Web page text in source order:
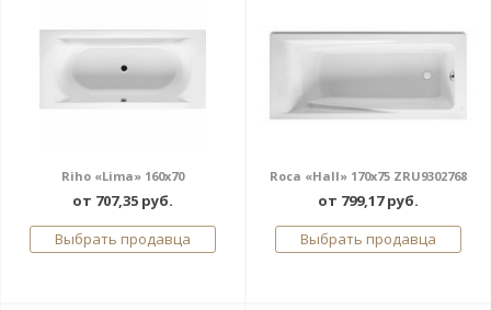
Riho «Lima» 160x70
от 707,35 руб.
Выбрать продавца
Roca «Hall» 170x75 ZRU9302768
от 799,17 руб.
Выбрать продавца